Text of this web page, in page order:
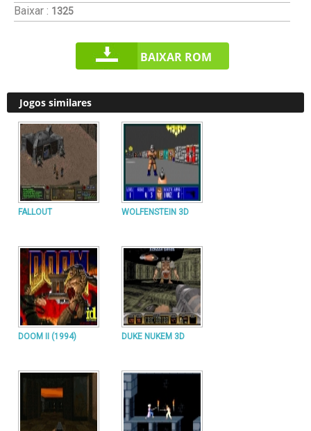
Baixar : 1325
BAIXAR ROM
Jogos similares
FALLOUT WOLFENSTEIN 3D
DOOM II (1994) DUKE NUKEM 3D